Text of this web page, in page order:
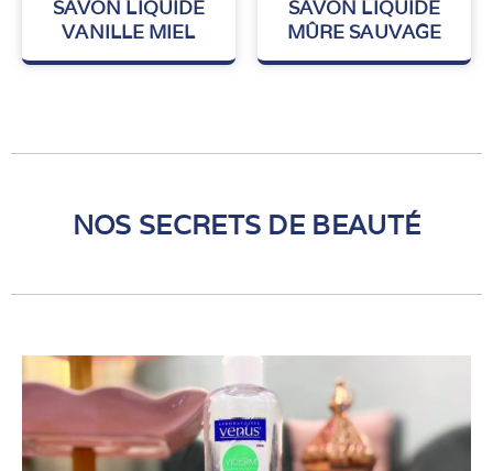
5
SAVON LIQUIDE
VANILLE MIEL
sur
5
SAVON LIQUIDE
MÛRE SAUVAGE
NOS SECRETS DE BEAUTÉ